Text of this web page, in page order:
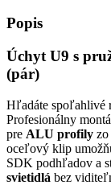
Popis
Úchyt U9 s
(pár)
Hľadáte spoľahlivé
Profesionálny
pre ALU profily
oceľový klip
SDK podhľadov a
svietidlá bez